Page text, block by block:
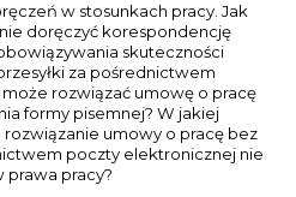
w stosunkach pracy. Jak
doręczyć korespondencję
skuteczności
za pośrednictwem
rozwiązać umowę o pracę
formy pisemnej? W jakiej
umowy o pracę bez
poczty elektronicznej nie
prawa pracy?